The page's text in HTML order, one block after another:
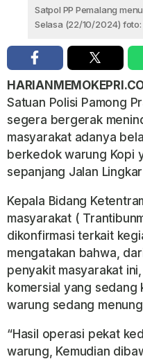
Satpol PP Pemalang
Selasa (22/10/2024) foto:
Satuan Polisi Pamong
segera bergerak
masyarakat adanya
berkedok warung Kopi
sepanjang Jalan
Kepala Bidang
masyarakat (
dikonfirmasi terkait
mengatakan bahwa,
penyakit masyarakat
komersial yang
warung sedang
“Hasil operasi pekat
warung, Kemudian